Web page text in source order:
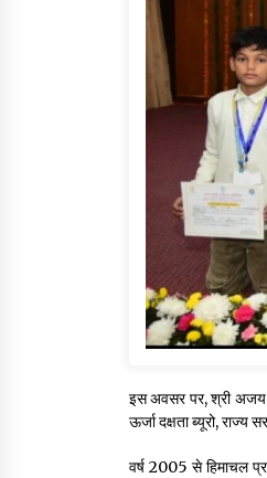
इस अवसर पर, श्री अजय
ऊर्जा दक्षता ब्यूरो, राज्य
वर्ष 2005 से हिमाचल